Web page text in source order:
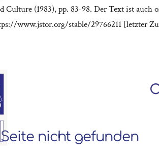
Culture (1983), pp. 83-98. Der Text ist auch
www.jstor.org/stable/29766211 [letzter